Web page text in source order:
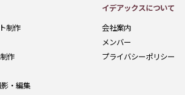
制作
作
・編集
イデアックスについて
会社案内
メンバー
プライバシーポリシー